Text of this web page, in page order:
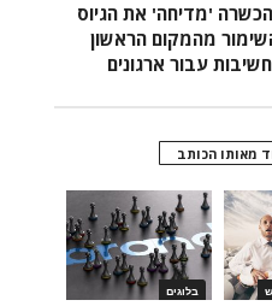
'מדיחה' את הגיוס
מהמקום הראשון
עבור ארגונים
מאותו הכותב
בלוגים